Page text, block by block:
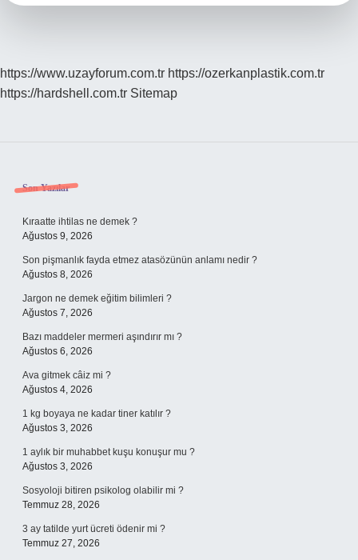
https://www.uzayforum.com.tr https://ozerkanplastik.com.tr
https://hardshell.com.tr Sitemap
Sidebar
Son Yazılar
Kıraatte ihtilas ne demek ?
Ağustos 9, 2026
Son pişmanlık fayda etmez atasözünün anlamı nedir ?
Ağustos 8, 2026
Jargon ne demek eğitim bilimleri ?
Ağustos 7, 2026
Bazı maddeler mermeri aşındırır mı ?
Ağustos 6, 2026
Ava gitmek câiz mi ?
Ağustos 4, 2026
1 kg boyaya ne kadar tiner katılır ?
Ağustos 3, 2026
1 aylık bir muhabbet kuşu konuşur mu ?
Ağustos 3, 2026
Sosyoloji bitiren psikolog olabilir mi ?
Temmuz 28, 2026
3 ay tatilde yurt ücreti ödenir mi ?
Temmuz 27, 2026